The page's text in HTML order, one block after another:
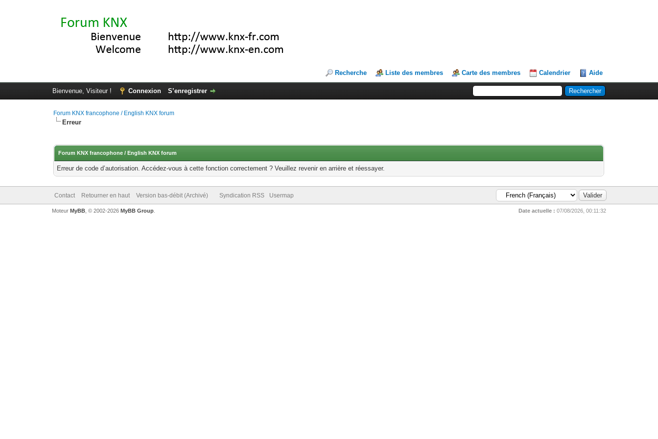
Recherche Liste des membres Carte des membres Calendrier Aide
Bienvenue, Visiteur ! Connexion S’enregistrer
Forum KNX francophone / English KNX forum
Erreur
Forum KNX francophone / English KNX forum
Erreur de code d’autorisation. Accédez-vous à cette fonction correctement ? Veuillez revenir en arrière et réessayer.
Contact Retourner en haut Version bas-débit (Archivé) Syndication RSS Usermap
Date actuelle : 07/08/2026, 00:11:32
Moteur MyBB, © 2002-2026 MyBB Group.